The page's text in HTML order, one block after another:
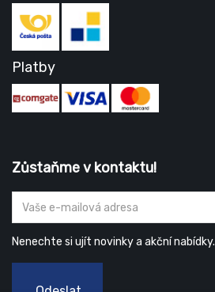
Platby
Zůstaňme v kontaktu!
Nenechte si ujít novinky a akční nabídky.